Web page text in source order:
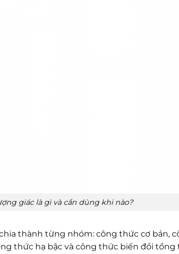
giác là gì và cần dùng khi nào?
thành từng nhóm: công thức cơ bản,
thức hạ bậc và công thức biến đổi tổng